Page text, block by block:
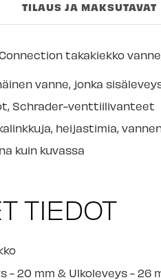
TILAUS JA MAKSUTAVAT
takakiekko
vanne, jonka
Schrader-venttiilivanteet
heijastimia,
kuin kuvassa
TIEDOT
- 20 mm & Ulkoleveys - 26